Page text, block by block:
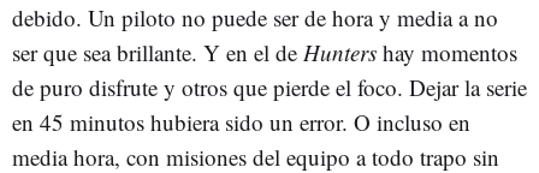
debido. Un piloto no puede ser de hora y media a no
ser que sea brillante. Y en el de Hunters hay momentos
de puro disfrute y otros que pierde el foco. Dejar la serie
en 45 minutos hubiera sido un error. O incluso en
media hora, con misiones del equipo a todo trapo sin